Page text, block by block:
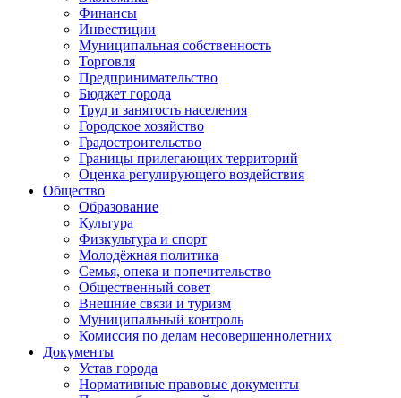
Финансы
Инвестиции
Муниципальная собственность
Торговля
Предпринимательство
Бюджет города
Труд и занятость населения
Городское хозяйство
Градостроительство
Границы прилегающих территорий
Оценка регулирующего воздействия
Общество
Образование
Культура
Физкультура и спорт
Молодёжная политика
Семья, опека и попечительство
Общественный совет
Внешние связи и туризм
Муниципальный контроль
Комиссия по делам несовершеннолетних
Документы
Устав города
Нормативные правовые документы